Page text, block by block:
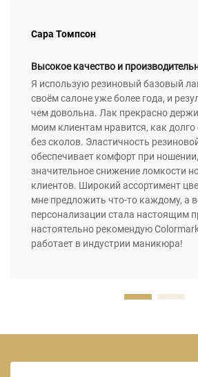
Сара Томпсон
Высокое качество и
Я использую резиновый базовый
своём салоне уже более года, и
чем довольна. Лак прекрасно
моим клиентам нравится, как долго
без сколов. Эластичность
обеспечивает комфорт при
значительное снижение ломкости
клиентов. Широкий ассортимент
мне предложить что-то каждому, а
персонализации стала настоящим
настоятельно рекомендую
работает в индустрии маникюра!